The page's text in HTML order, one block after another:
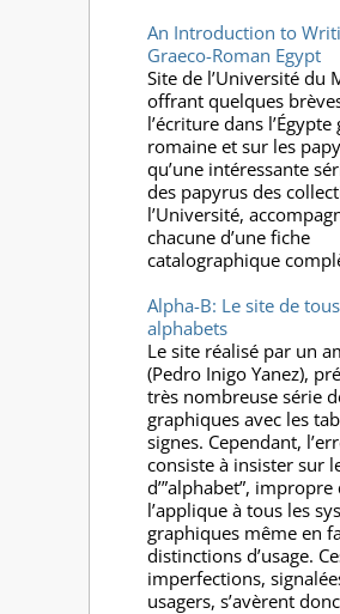
An Introduction to
Graeco-Roman Egypt
Site de l’Université du
offrant quelques
l’écriture dans l’Égypte
romaine et sur les
qu’une intéressante
des papyrus des
l’Université,
chacune d’une fiche
catalographique
Alpha-B: Le site de
alphabets
Le site réalisé par un
(Pedro Inigo Yanez),
très nombreuse série
graphiques avec les
signes. Cependant,
consiste à insister sur
d’”alphabet”,
l’applique à tous les
graphiques même en
distinctions d’usage.
imperfections,
usagers, s’avèrent